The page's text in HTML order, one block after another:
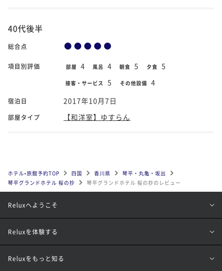
40代後半
総合点
項目別評価 部屋 4 風呂 4 朝食 5 夕食 5
接客・サービス 5 その他設備 4
宿泊日 2017年10月7日
部屋タイプ 【和洋室】ゆすらん
ホテル•旅館予約TOP 四国 香川県
琴平・丸亀・坂出
琴平グランドホテル 桜の抄
琴平グランドホテル 桜の抄のレビュー
Reluxへようこそ
Reluxを体験する
Reluxをもっと知る